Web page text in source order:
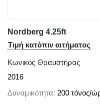
Nordberg 4.25ft
Τιμή κατόπιν αιτήματος
Κωνικός Θραυστήρας
2016
Δυναμικότητα 200 τόνος/